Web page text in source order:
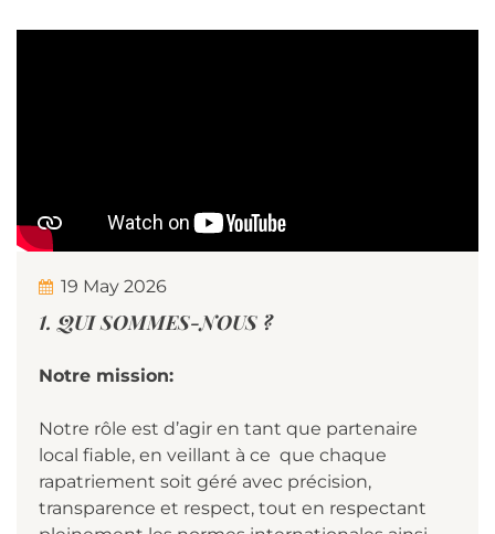
19 May 2026
1. QUI SOMMES-NOUS ?
Notre mission:
Notre rôle est d’agir en tant que partenaire
local fiable, en veillant à ce que chaque
rapatriement soit géré avec précision,
transparence et respect, tout en respectant